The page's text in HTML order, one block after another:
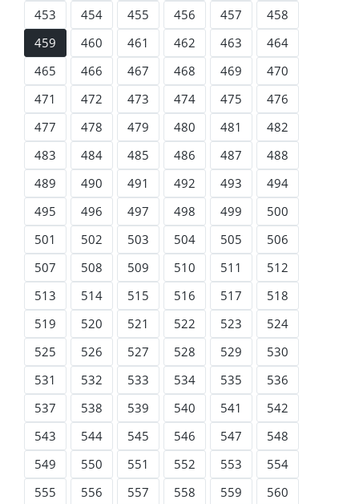
453 454 455 456 457
458
459
460 461 462 463
464
465
466 467 468 469
470
471
472 473 474 475
476
477
478 479 480 481
482
483
484 485 486 487
488
489
490 491 492 493
494
495
496 497 498 499
500
501
502 503 504 505
506
507
508 509 510 511
512
513
514 515 516 517
518
519
520 521 522 523
524
525
526 527 528 529
530
531
532 533 534 535
536
537
538 539 540 541
542
543
544 545 546 547
548
549
550 551 552 553
554
555
556 557 558 559
560